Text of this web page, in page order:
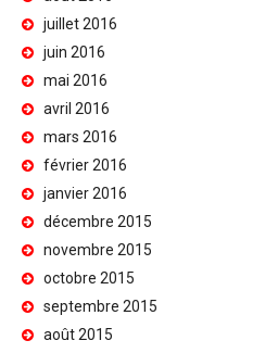
juillet 2016
juin 2016
mai 2016
avril 2016
mars 2016
février 2016
janvier 2016
décembre 2015
novembre 2015
octobre 2015
septembre 2015
août 2015